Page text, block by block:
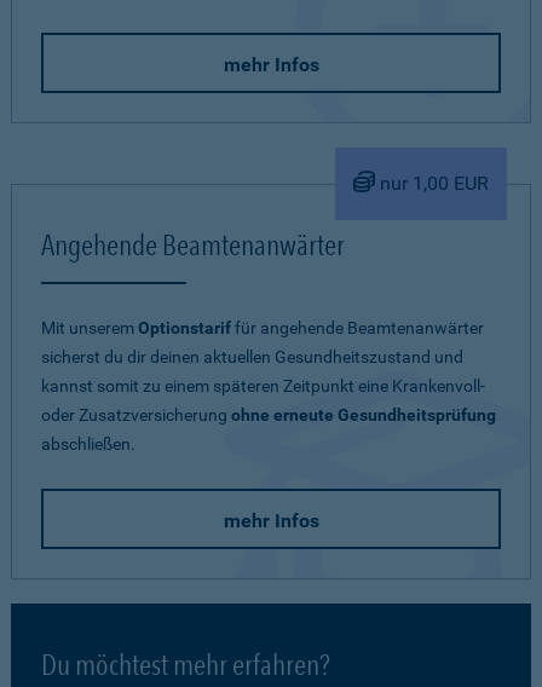
mehr Infos
nur 1,00 EUR
Angehende Beamtenanwärter
Mit unseremOptionstariffür angehende Beamtenanwärter
sicherst du dir deinen aktuellen Gesundheitszustand und
kannst somit zu einem späteren Zeitpunkt eine Krankenvoll-
oder Zusatzversicherung ohne erneute Gesundheitsprüfung
abschließen.
mehr Infos
Du möchtest mehr erfahren?